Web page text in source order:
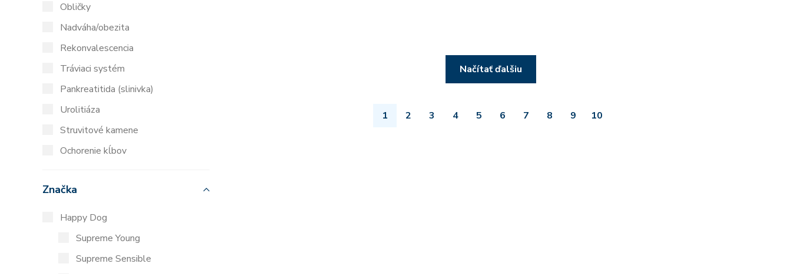
Obličky
Nadváha/obezita
Rekonvalescencia
Tráviaci systém
Pankreatitida (slinivka)
Urolitiáza
Struvitové kamene
Ochorenie kĺbov
Značka
Happy Dog
Supreme Young
Supreme Sensible
Načítať ďalšiu
1 2 3 4 5 6 7 8 9 10